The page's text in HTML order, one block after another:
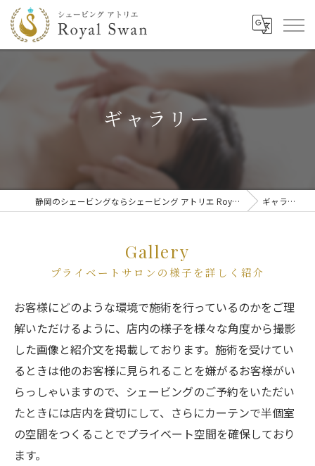
ギャラリー
静岡のシェービングならシェービング アトリエ Royal Swan ギャラリー
Gallery
プライベートサロンの様子を詳しく紹介
お客様にどのような環境で施術を行っているのかをご理
解いただけるように、店内の様子を様々な角度から撮影
した画像と紹介文を掲載しております。施術を受けてい
るときは他のお客様に見られることを嫌がるお客様がい
らっしゃいますので、シェービングのご予約をいただい
たときには店内を貸切にして、さらにカーテンで半個室
の空間をつくることでプライベート空間を確保しており
ます。